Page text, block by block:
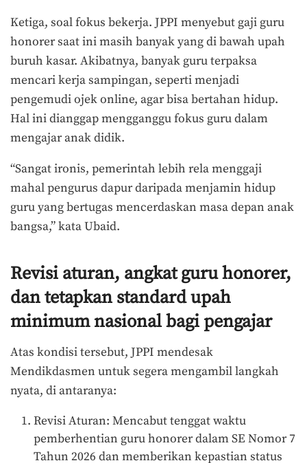
Ketiga, soal fokus bekerja. JPPI menyebut gaji guru
honorer saat ini masih banyak yang di bawah upah
buruh kasar. Akibatnya, banyak guru terpaksa
mencari kerja sampingan, seperti menjadi
pengemudi ojek online, agar bisa bertahan hidup.
Hal ini dianggap mengganggu fokus guru dalam
mengajar anak didik.
“Sangat ironis, pemerintah lebih rela menggaji
mahal pengurus dapur daripada menjamin hidup
guru yang bertugas mencerdaskan masa depan anak
bangsa,” kata Ubaid.
Revisi aturan, angkat guru honorer,
dan tetapkan standard upah
minimum nasional bagi pengajar
Atas kondisi tersebut, JPPI mendesak
Mendikdasmen untuk segera mengambil langkah
nyata, di antaranya:
Revisi Aturan: Mencabut tenggat waktu
pemberhentian guru honorer dalam SE Nomor 7
Tahun 2026 dan memberikan kepastian status